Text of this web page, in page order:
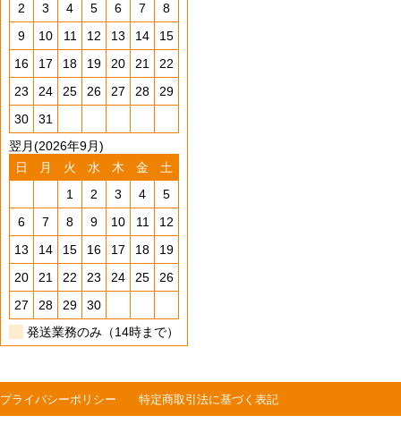
2
3 4 5 6 7
8
9
10 11 12 13 14
15
16
17 18 19 20 21
22
23
24 25 26 27 28
29
30
31
翌月(2026年9月)
日
月 火 水 木 金
土
1
2 3 4
5
6
7 8 9 10 11
12
13
14 15 16 17 18
19
20
21 22 23 24 25
26
27
28 29
30
発送業務のみ（14時まで）
プライバシーポリシー 特定商取引法に基づく表記